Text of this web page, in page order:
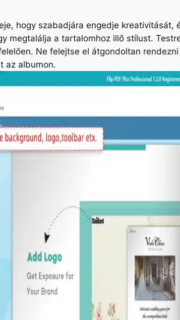
hogy szabadjára engedje kreativitását,
megtalálja a tartalomhoz illő stílust.
Ne felejtse el átgondoltan
az albumon.